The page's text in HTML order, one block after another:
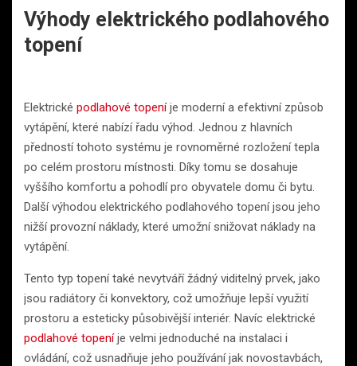
Výhody elektrického podlahového
topení
Elektrické podlahové topeníje moderní a efektivní způsob
vytápění, které nabízí řadu výhod. Jednou z hlavních
předností tohoto systému je rovnoměrné rozložení tepla
po celém prostoru místnosti. Díky tomu se dosahuje
vyššího komfortu a pohodlí pro obyvatele domu či bytu.
Další výhodou elektrického podlahového topení jsou jeho
nižší provozní náklady, které umožní snižovat náklady na
vytápění.
Tento typ topení také nevytváří žádný viditelný prvek, jako
jsou radiátory či konvektory, což umožňuje lepší využití
prostoru a esteticky působivější interiér. Navíc elektrické
podlahové topeníje velmi jednoduché na instalaci i
ovládání, což usnadňuje jeho používání jak novostavbách,